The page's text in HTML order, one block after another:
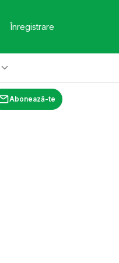
Înregistrare
Abonează-te